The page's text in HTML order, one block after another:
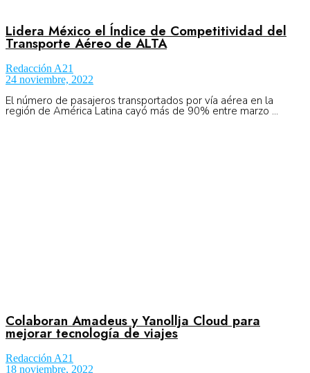
No Result
View All Result
Lidera México el Índice de Competitividad del
Transporte Aéreo de ALTA
Redacción A21
24 noviembre, 2022
El número de pasajeros transportados por vía aérea en la
región de América Latina cayó más de 90% entre marzo ...
Colaboran Amadeus y Yanollja Cloud para
mejorar tecnología de viajes
Redacción A21
18 noviembre, 2022